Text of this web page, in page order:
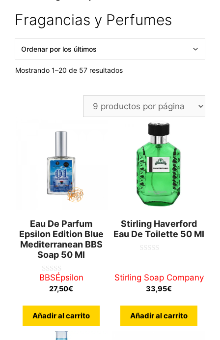
Fragancias y Perfumes
Mostrando 1–20 de 57 resultadosOrdenado
Eau De Parfum
Epsilon Edition Blue
Mediterranean BBS
Soap 50 Ml
0
BBSÉpsilon
27,50€
Añadir al carrito
Stirling Haverford
Eau De Toilette 50 Ml
5
Stirling Soap Company
33,95€
Añadir al carrito